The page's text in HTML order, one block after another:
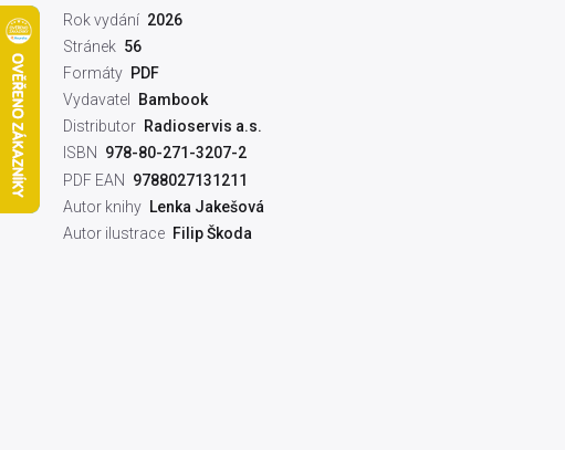
Rok vydání 2026
Stránek 56
Formáty PDF
Vydavatel
Bambook
Distributor Radioservis a.s.
ISBN
978-80-271-3207-2
PDF EAN
9788027131211
Autor knihy Lenka Jakešová
Autor ilustrace Filip Škoda